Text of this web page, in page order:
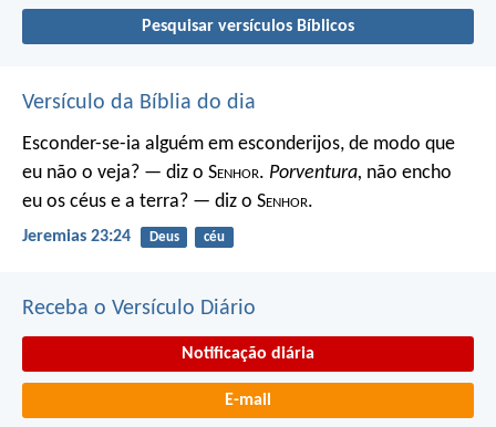
Pesquisar versículos Bíblicos
Versículo da Bíblia do dia
Esconder-se-ia alguém em esconderijos, de modo que
eu não o veja? — diz o Senhor. Porventura, não encho
eu os céus e a terra? — diz o Senhor.
Jeremias 23:24 Deus céu
Receba o Versículo Diário
Notificação diária
E-mail